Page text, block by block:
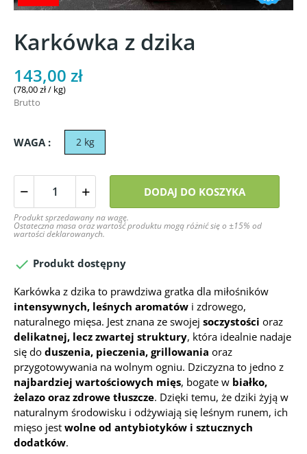
Karkówka z dzika
143,00 zł
(78,00 zł / kg)
Brutto
WAGA : 2 kg
DODAJ DO KOSZYKA
Produkt sprzedawany na wagę.
Ostateczna masa oraz wartość produktu mogą różnić się o ±15% od
wartości deklarowanych.
 Produkt dostępny
Karkówka z dzika to prawdziwa gratka dla miłośników
intensywnych, leśnych aromatów i zdrowego,
naturalnego mięsa. Jest znana ze swojej soczystości oraz
delikatnej, lecz zwartej struktury, która idealnie nadaje
się do duszenia, pieczenia, grillowania oraz
przygotowywania na wolnym ogniu. Dziczyzna to jedno z
najbardziej wartościowych mięs, bogate w białko,
żelazo oraz zdrowe tłuszcze. Dzięki temu, że dziki żyją w
naturalnym środowisku i odżywiają się leśnym runem, ich
mięso jest wolne od antybiotyków i sztucznych
dodatków.